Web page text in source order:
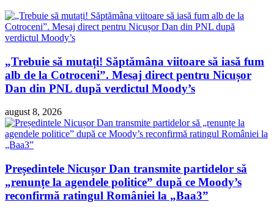
„Trebuie să mutați! Săptămâna viitoare să iasă fum
alb de la Cotroceni”. Mesaj direct pentru Nicușor
Dan din PNL după verdictul Moody’s
august 8, 2026
Președintele Nicușor Dan transmite partidelor să
„renunțe la agendele politice” după ce Moody’s
reconfirmă ratingul României la „Baa3”